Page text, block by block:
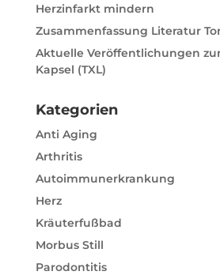
Herzinfarkt mindern
Zusammenfassung Literatur
Aktuelle Veröffentlichungen
Kapsel (TXL)
Kategorien
Anti Aging
Arthritis
Autoimmunerkrankung
Herz
Kräuterfußbad
Morbus Still
Parodontitis